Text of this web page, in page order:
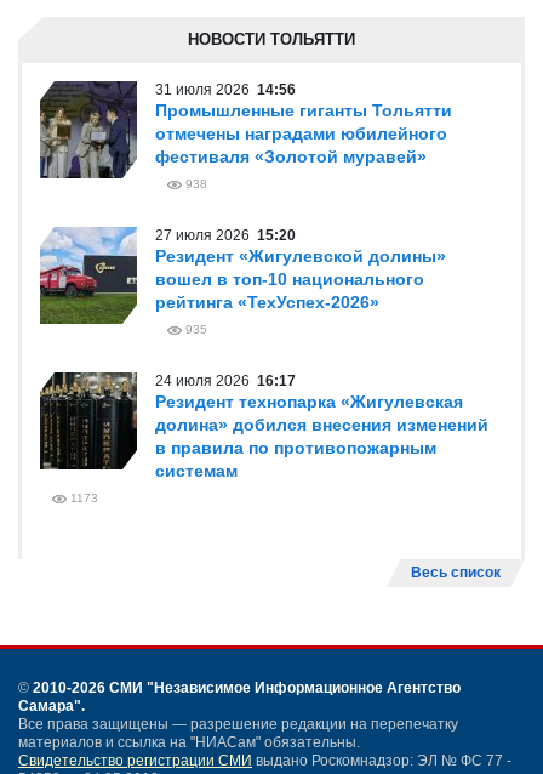
НОВОСТИ ТОЛЬЯТТИ
31 июля 2026 14:56
Промышленные гиганты Тольятти
отмечены наградами юбилейного
фестиваля «Золотой муравей»
938
27 июля 2026 15:20
Резидент «Жигулевской долины»
вошел в топ-10 национального
рейтинга «ТехУспех-2026»
935
24 июля 2026 16:17
Резидент технопарка «Жигулевская
долина» добился внесения изменений
в правила по противопожарным
системам
1173
Весь список
© 2010-2026 СМИ "Независимое Информационное Агентство
Самара".
Все права защищены — разрешение редакции на перепечатку
материалов и ссылка на "НИАСам" обязательны.
Свидетельство регистрации СМИ выдано Роскомнадзор: ЭЛ № ФС 77 -